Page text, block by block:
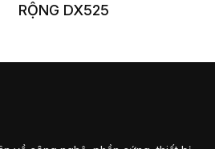
RỘNG DX525